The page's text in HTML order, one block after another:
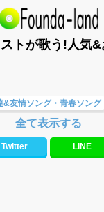
トが歌う!人気
&友情ソング・青春ソング
テンションが上がる歌
とうソング(感謝の歌)
全て表示する
Twitter LINE